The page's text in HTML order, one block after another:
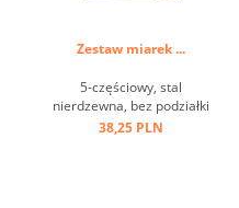
Zestaw miarek ...
5-częściowy, stal
nierdzewna, bez podziałki
na gramy, połączone
38,25 PLN